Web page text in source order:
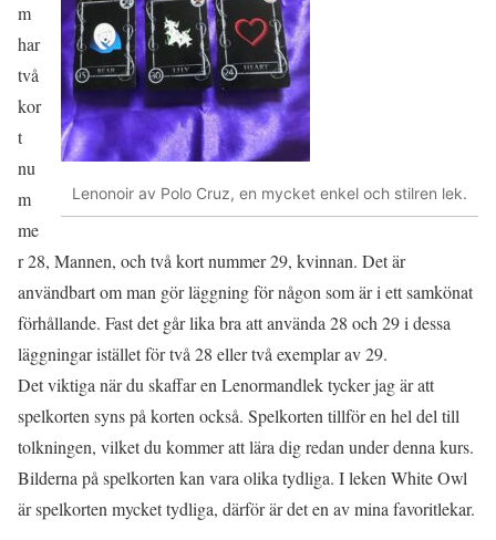
Lenonoir av Polo Cruz, en mycket enkel och stilren lek.
m
har
två
kor
t
nu
m
me
r 28, Mannen, och två kort nummer 29, kvinnan. Det är
användbart om man gör läggning för någon som är i ett samkönat
förhållande. Fast det går lika bra att använda 28 och 29 i dessa
läggningar istället för två 28 eller två exemplar av 29.
Det viktiga när du skaffar en Lenormandlek tycker jag är att
spelkorten syns på korten också. Spelkorten tillför en hel del till
tolkningen, vilket du kommer att lära dig redan under denna kurs.
Bilderna på spelkorten kan vara olika tydliga. I leken White Owl
är spelkorten mycket tydliga, därför är det en av mina favoritlekar.